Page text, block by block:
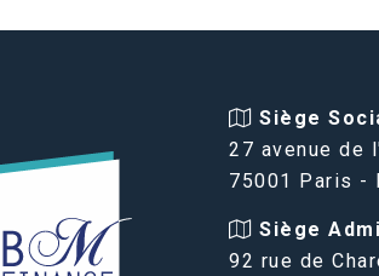
Siège
27 avenue de
75001 Paris -
Siège
92 rue de